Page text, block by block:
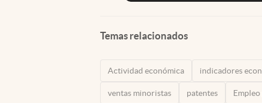
Temas relacionados
Actividad económica indicadores
ventas minoristas patentes